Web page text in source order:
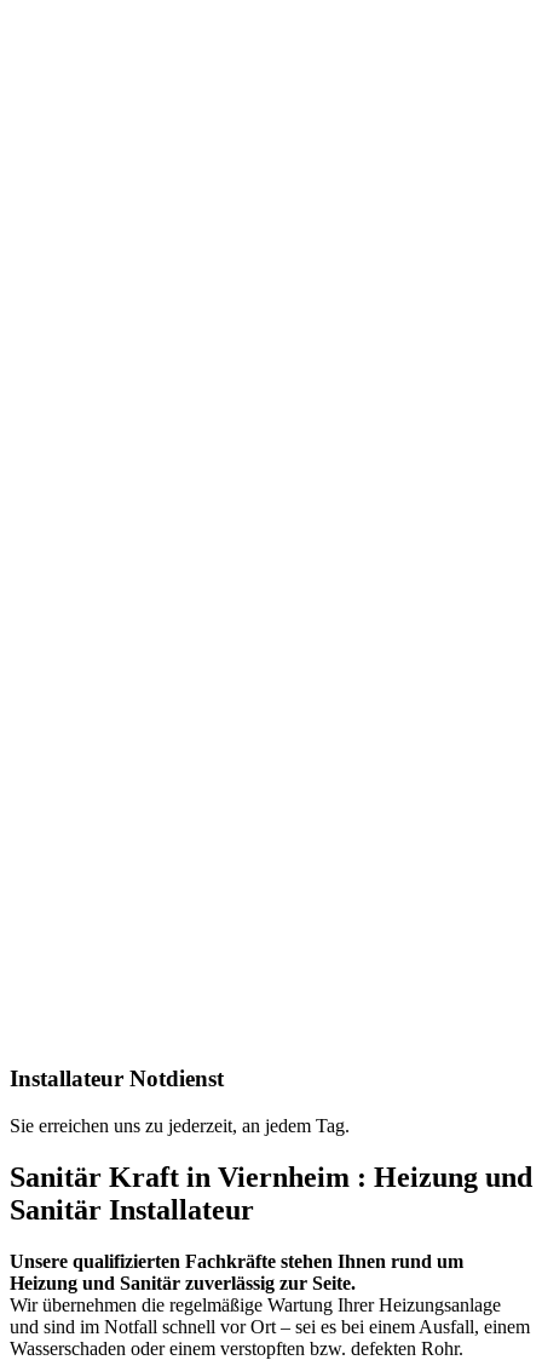
Installateur Notdienst
Sie erreichen uns zu jederzeit, an jedem Tag.
Sanitär Kraft in Viernheim : Heizung und
Sanitär Installateur
Unsere qualifizierten Fachkräfte stehen Ihnen rund um
Heizung und Sanitär zuverlässig zur Seite.
Wir übernehmen die regelmäßige Wartung Ihrer Heizungsanlage
und sind im Notfall schnell vor Ort – sei es bei einem Ausfall, einem
Wasserschaden oder einem verstopften bzw. defekten Rohr.